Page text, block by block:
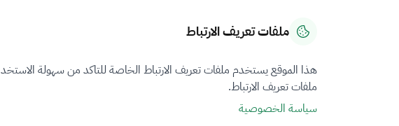
ملفات تعريف الارتباط
هذا الموقع يستخدم ملفات تعريف الارتباط الخاصة للتاكد من سهولة
ملفات تعريف الارتباط.
سياسة الخصوصية